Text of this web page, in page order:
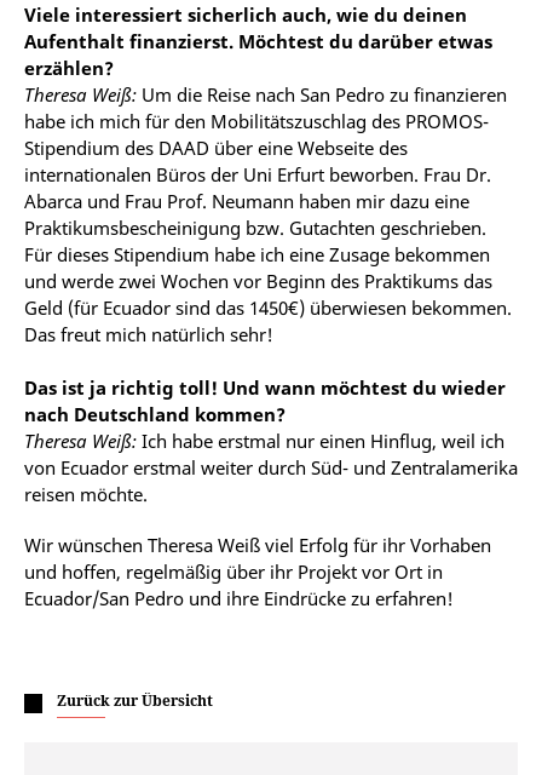
Viele interessiert sicherlich auch, wie du deinen
Aufenthalt finanzierst. Möchtest du darüber etwas
erzählen?
Theresa Weiß: Um die Reise nach San Pedro zu finanzieren
habe ich mich für den Mobilitätszuschlag des PROMOS-
Stipendium des DAAD über eine Webseite des
internationalen Büros der Uni Erfurt beworben. Frau Dr.
Abarca und Frau Prof. Neumann haben mir dazu eine
Praktikumsbescheinigung bzw. Gutachten geschrieben.
Für dieses Stipendium habe ich eine Zusage bekommen
und werde zwei Wochen vor Beginn des Praktikums das
Geld (für Ecuador sind das 1450€) überwiesen bekommen.
Das freut mich natürlich sehr!
Das ist ja richtig toll! Und wann möchtest du wieder
nach Deutschland kommen?
Theresa Weiß: Ich habe erstmal nur einen Hinflug, weil ich
von Ecuador erstmal weiter durch Süd- und Zentralamerika
reisen möchte.
Wir wünschen Theresa Weiß viel Erfolg für ihr Vorhaben
und hoffen, regelmäßig über ihr Projekt vor Ort in
Ecuador/San Pedro und ihre Eindrücke zu erfahren!
Zurück zur Übersicht